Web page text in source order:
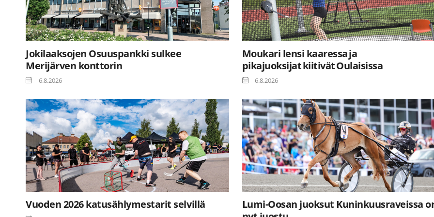
Jokilaaksojen Osuuspankki sulkee
Merijärven konttorin
6.8.2026
Moukari lensi kaaressa ja
pikajuoksijat kiitivät Oulaisissa
6.8.2026
Vuoden 2026 katusählymestarit selvillä
Lumi-Oosan juoksut Kuninkuusraveissa